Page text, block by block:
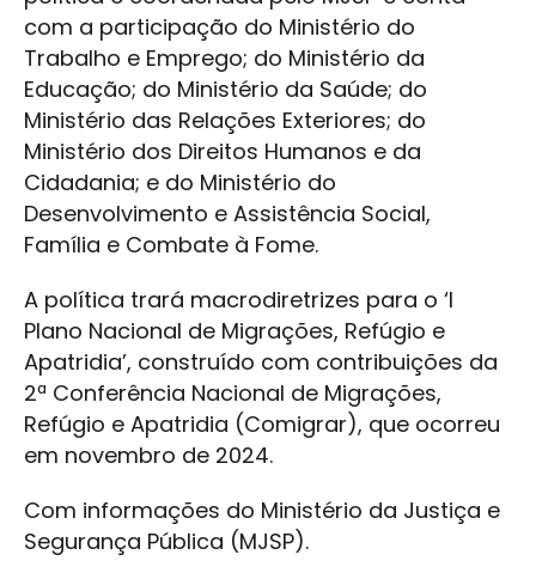
com a participação do Ministério do
Trabalho e Emprego; do Ministério da
Educação; do Ministério da Saúde; do
Ministério das Relações Exteriores; do
Ministério dos Direitos Humanos e da
Cidadania; e do Ministério do
Desenvolvimento e Assistência Social,
Família e Combate à Fome.
A política trará macrodiretrizes para o ‘I
Plano Nacional de Migrações, Refúgio e
Apatridia’, construído com contribuições da
2ª Conferência Nacional de Migrações,
Refúgio e Apatridia (Comigrar), que ocorreu
em novembro de 2024.
Com informações do Ministério da Justiça e
Segurança Pública (MJSP).